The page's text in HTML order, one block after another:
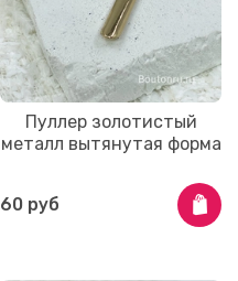
Пуллер золотистый
металл вытянутая форма
60 руб